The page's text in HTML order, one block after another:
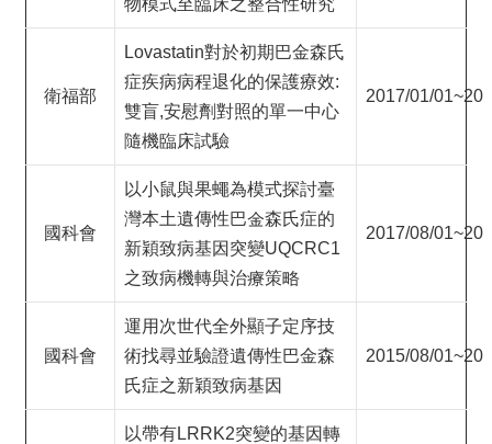
物模式至臨床之整合性研究
衛福部
Lovastatin對於初期巴金森氏
症疾病病程退化的保護療效:
雙盲,安慰劑對照的單一中心
隨機臨床試驗
2017/01/
國科會
以小鼠與果蠅為模式探討臺
灣本土遺傳性巴金森氏症的
新穎致病基因突變UQCRC1
之致病機轉與治療策略
2017/08/
國科會
運用次世代全外顯子定序技
術找尋並驗證遺傳性巴金森
氏症之新穎致病基因
2015/08/
以帶有LRRK2突變的基因轉